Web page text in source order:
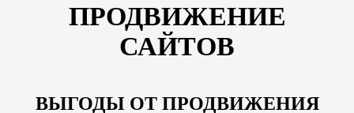
ПРОДВИЖЕНИЕ
САЙТОВ
ВЫГОДЫ ОТ ПРОДВИЖЕНИЯ